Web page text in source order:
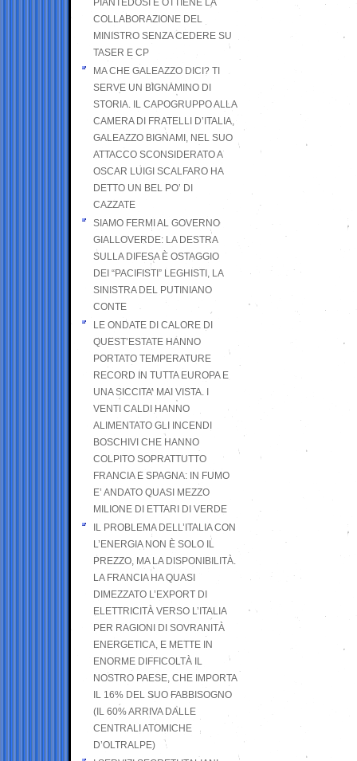
PIANTEDOSI E OTTIENE LA
COLLABORAZIONE DEL
MINISTRO SENZA CEDERE SU
TASER E CP
MA CHE GALEAZZO DICI? TI
SERVE UN BIGNAMINO DI
STORIA. IL CAPOGRUPPO ALLA
CAMERA DI FRATELLI D’ITALIA,
GALEAZZO BIGNAMI, NEL SUO
ATTACCO SCONSIDERATO A
OSCAR LUIGI SCALFARO HA
DETTO UN BEL PO’ DI
CAZZATE
SIAMO FERMI AL GOVERNO
GIALLOVERDE: LA DESTRA
SULLA DIFESA È OSTAGGIO
DEI “PACIFISTI” LEGHISTI, LA
SINISTRA DEL PUTINIANO
CONTE
LE ONDATE DI CALORE DI
QUEST’ESTATE HANNO
PORTATO TEMPERATURE
RECORD IN TUTTA EUROPA E
UNA SICCITA’ MAI VISTA. I
VENTI CALDI HANNO
ALIMENTATO GLI INCENDI
BOSCHIVI CHE HANNO
COLPITO SOPRATTUTTO
FRANCIA E SPAGNA: IN FUMO
E’ ANDATO QUASI MEZZO
MILIONE DI ETTARI DI VERDE
IL PROBLEMA DELL’ITALIA CON
L’ENERGIA NON È SOLO IL
PREZZO, MA LA DISPONIBILITÀ.
LA FRANCIA HA QUASI
DIMEZZATO L’EXPORT DI
ELETTRICITÀ VERSO L’ITALIA
PER RAGIONI DI SOVRANITÀ
ENERGETICA, E METTE IN
ENORME DIFFICOLTÀ IL
NOSTRO PAESE, CHE IMPORTA
IL 16% DEL SUO FABBISOGNO
(IL 60% ARRIVA DALLE
CENTRALI ATOMICHE
D’OLTRALPE)